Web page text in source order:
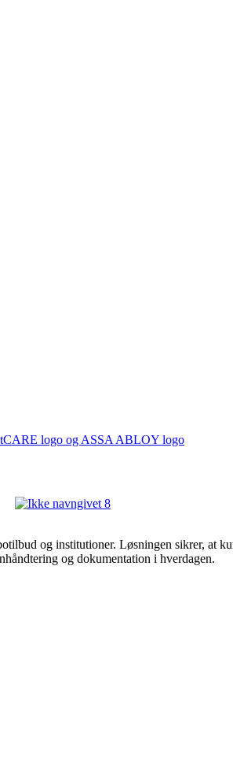
og institutioner. Løsningen sikrer, at
og dokumentation i hverdagen.